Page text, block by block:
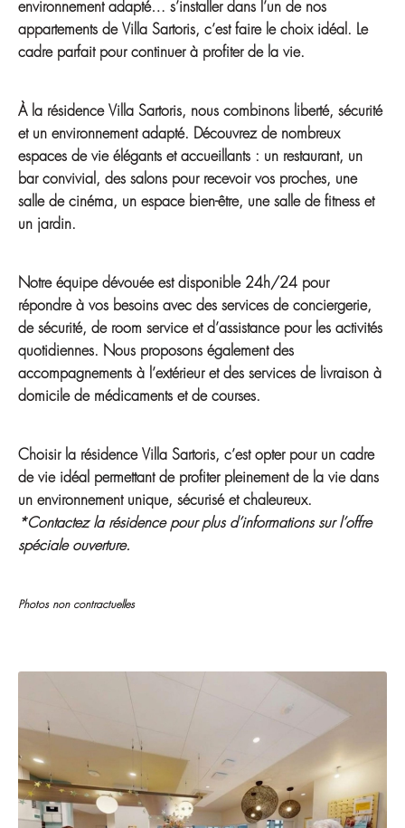
environnement adapté… s’installer dans l’un de nos
appartements de Villa Sartoris, c’est faire le choix idéal. Le
cadre parfait pour continuer à profiter de la vie.
À la résidence Villa Sartoris, nous combinons liberté, sécurité
et un environnement adapté. Découvrez de nombreux
espaces de vie élégants et accueillants : un restaurant, un
bar convivial, des salons pour recevoir vos proches, une
salle de cinéma, un espace bien-être, une salle de fitness et
un jardin.
Notre équipe dévouée est disponible 24h/24 pour
répondre à vos besoins avec des services de conciergerie,
de sécurité, de room service et d’assistance pour les activités
quotidiennes. Nous proposons également des
accompagnements à l’extérieur et des services de livraison à
domicile de médicaments et de courses.
Choisir la résidence Villa Sartoris, c’est opter pour un cadre
de vie idéal permettant de profiter pleinement de la vie dans
un environnement unique, sécurisé et chaleureux.
*Contactez la résidence pour plus d’informations sur l’offre
spéciale ouverture.
Photos non contractuelles